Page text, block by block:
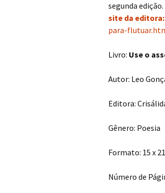
segunda
site da editora:
para-
Livro: Use o
Autor: Leo
Editora:
Gênero: Poesia
Formato: 15 x 21
Número de